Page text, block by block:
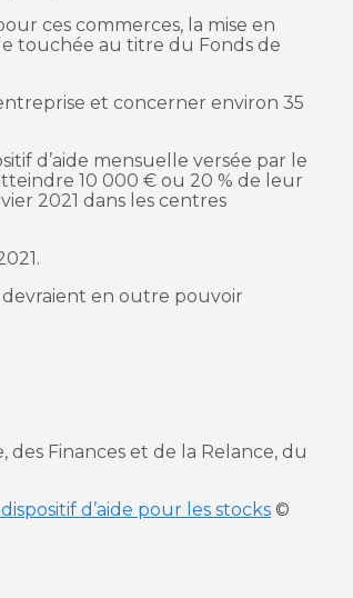
ces commerces, la mise en
touchée au titre du Fonds de
et concerner environ 35
d’aide mensuelle versée par le
10 000 € ou 20 % de leur
2021 dans les centres
devraient en outre pouvoir
Finances et de la Relance, du
d’aide pour les stocks ©